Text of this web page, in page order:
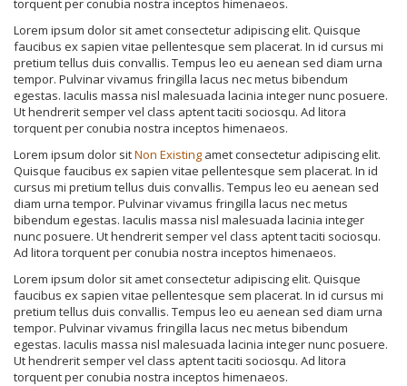
torquent per conubia nostra inceptos himenaeos.
Lorem ipsum dolor sit amet consectetur adipiscing elit. Quisque
faucibus ex sapien vitae pellentesque sem placerat. In id cursus mi
pretium tellus duis convallis. Tempus leo eu aenean sed diam urna
tempor. Pulvinar vivamus fringilla lacus nec metus bibendum
egestas. Iaculis massa nisl malesuada lacinia integer nunc posuere.
Ut hendrerit semper vel class aptent taciti sociosqu. Ad litora
torquent per conubia nostra inceptos himenaeos.
Lorem ipsum dolor sitNon Existing amet consectetur adipiscing elit.
Quisque faucibus ex sapien vitae pellentesque sem placerat. In id
cursus mi pretium tellus duis convallis. Tempus leo eu aenean sed
diam urna tempor. Pulvinar vivamus fringilla lacus nec metus
bibendum egestas. Iaculis massa nisl malesuada lacinia integer
nunc posuere. Ut hendrerit semper vel class aptent taciti sociosqu.
Ad litora torquent per conubia nostra inceptos himenaeos.
Lorem ipsum dolor sit amet consectetur adipiscing elit. Quisque
faucibus ex sapien vitae pellentesque sem placerat. In id cursus mi
pretium tellus duis convallis. Tempus leo eu aenean sed diam urna
tempor. Pulvinar vivamus fringilla lacus nec metus bibendum
egestas. Iaculis massa nisl malesuada lacinia integer nunc posuere.
Ut hendrerit semper vel class aptent taciti sociosqu. Ad litora
torquent per conubia nostra inceptos himenaeos.